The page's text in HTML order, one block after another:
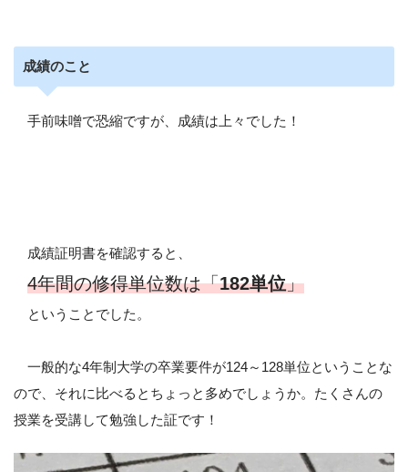
成績のこと
手前味噌で恐縮ですが、成績は上々でした！
成績証明書を確認すると、
4年間の修得単位数は「182単位」
ということでした。
一般的な4年制大学の卒業要件が124～128単位ということな
ので、それに比べるとちょっと多めでしょうか。たくさんの
授業を受講して勉強した証です！